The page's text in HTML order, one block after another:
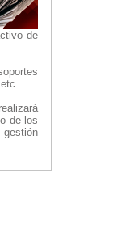
de
de los
gestión